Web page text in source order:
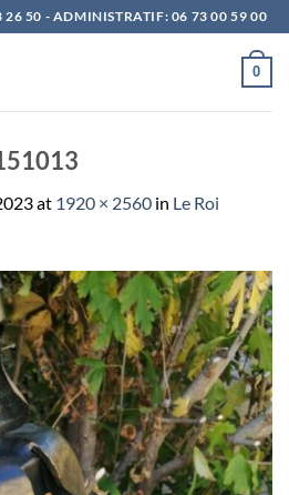
50 - ADMINISTRATIF: 06 73 00 59 00
0
at 1920 × 2560 in Le Roi